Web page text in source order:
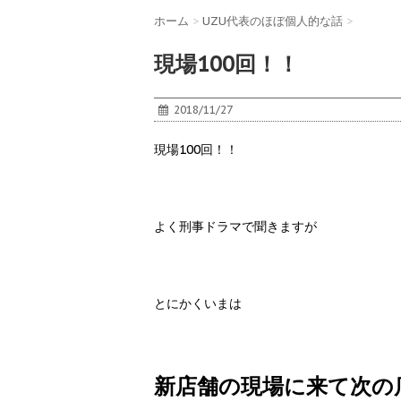
ホーム > UZU代表のほぼ個人的な話 >
現場100回！！
2018/11/27
現場100回！！
よく刑事ドラマで聞きますが
とにかくいまは
新店舗の現場に来て次の